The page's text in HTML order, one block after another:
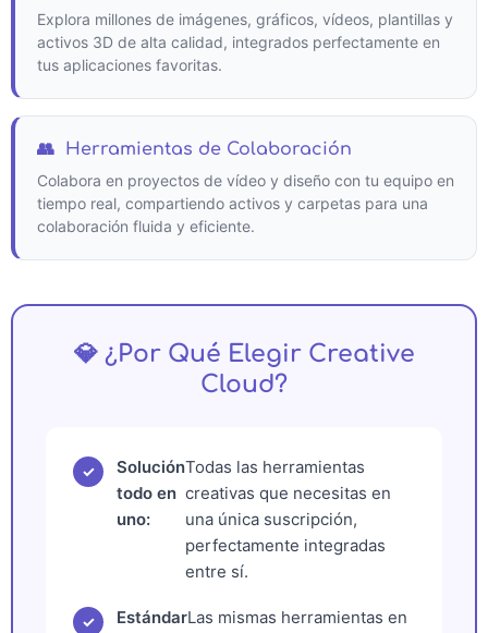
Explora millones de imágenes, gráficos, vídeos, plantillas y
activos 3D de alta calidad, integrados perfectamente en
tus aplicaciones favoritas.
👥 Herramientas de Colaboración
Colabora en proyectos de vídeo y diseño con tu equipo en
tiempo real, compartiendo activos y carpetas para una
colaboración fluida y eficiente.
💎 ¿Por Qué Elegir Creative
Cloud?
✓
Solución
todo en
uno:
Todas las herramientas
creativas que necesitas en
una única suscripción,
perfectamente integradas
entre sí.
✓ EstándarLas mismas herramientas en